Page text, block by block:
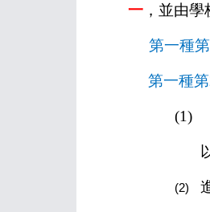
一，並由學
第一種第
第一種第
(1)
(2)